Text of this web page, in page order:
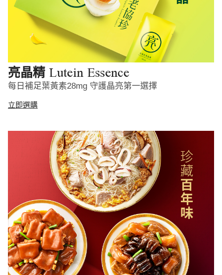
亮晶精 Lutein Essence
每日補足葉黃素28mg 守護晶亮第一選擇
立即選購